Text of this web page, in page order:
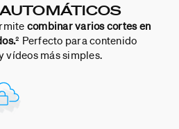
combinar varios cortes en
² Perfecto para contenido
vídeos más simples.